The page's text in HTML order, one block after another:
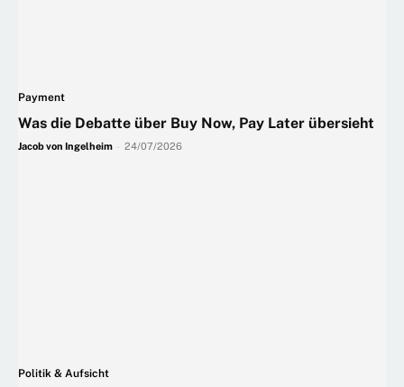
Payment
Was die Debatte über Buy Now, Pay Later übersieht
Jacob von Ingelheim 24/07/2026
Politik & Aufsicht